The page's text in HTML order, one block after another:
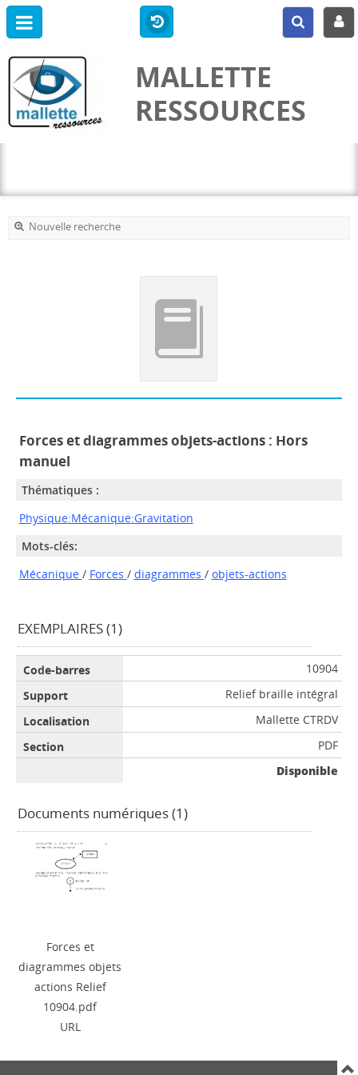
MALLETTE
RESSOURCES
Nouvelle recherche
Forces et diagrammes objets-actions : Hors
manuel
Thématiques :
Physique:Mécanique:Gravitation
Mots-clés:
Mécanique / Forces / diagrammes / objets-actions
EXEMPLAIRES (1)
10904
Relief braille intégral
Mallette CTRDV
PDF
Disponible
Documents numériques (1)
Forces et
diagrammes objets
actions Relief
10904.pdf
URL